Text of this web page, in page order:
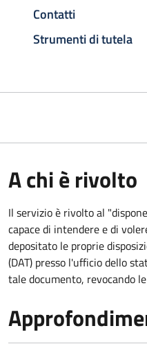
Contatti
Strumenti di tutela
A chi è rivolto
Il servizio è rivolto al
capace di intendere e di
depositato le proprie
(DAT) presso l'ufficio dello
tale documento, revocando